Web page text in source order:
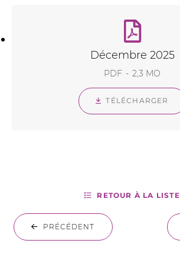
Décembre 2025
PDF 2,3 MO
TÉLÉCHARGER
PRÉCÉDENT
RETOUR À LA LISTE